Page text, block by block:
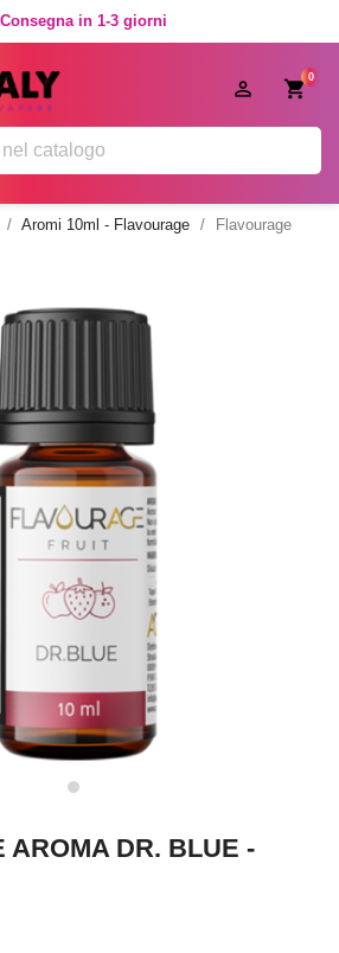
Consegna in 1-3 giorni
0

Aromi 10ml - Flavourage
Flavourage
AROMA DR. BLUE -